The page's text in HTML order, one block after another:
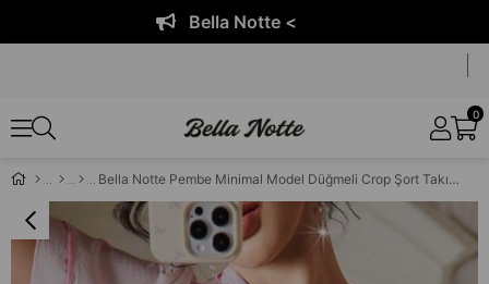
Bella Notte <
0
Bella Notte Pembe Minimal Model Düğmeli Crop Şort Takım 7795